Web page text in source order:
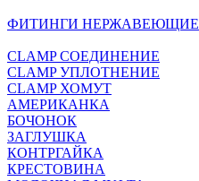
ФИТИНГИ НЕРЖАВЕЮЩИЕ
CLAMP СОЕДИНЕНИЕ
CLAMP УПЛОТНЕНИЕ
CLAMP ХОМУТ
АМЕРИКАНКА
БОЧОНОК
ЗАГЛУШКА
КОНТРГАЙКА
КРЕСТОВИНА